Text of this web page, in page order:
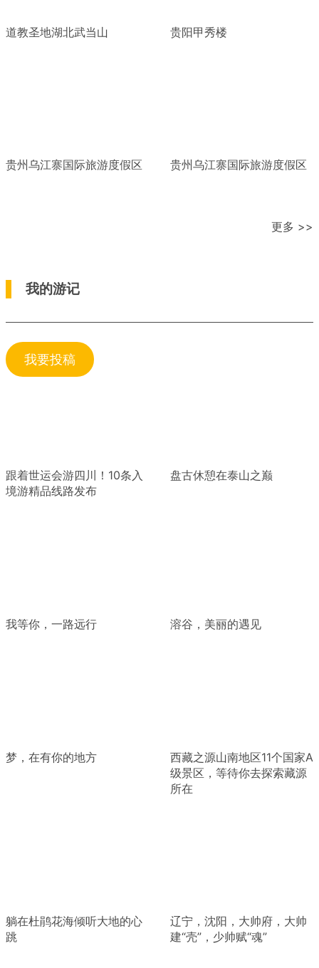
道教圣地湖北武当山 贵阳甲秀楼
贵州乌江寨国际旅游度假区 贵州乌江寨国际旅游度假区
更多 >>
我的游记
我要投稿
跟着世运会游四川！10条入
境游精品线路发布
盘古休憩在泰山之巅
我等你，一路远行 溶谷，美丽的遇见
梦，在有你的地方
西藏之源山南地区11个国家A
级景区，等待你去探索藏源
所在
躺在杜鹃花海倾听大地的心
跳
辽宁，沈阳，大帅府，大帅
建“壳”，少帅赋“魂”